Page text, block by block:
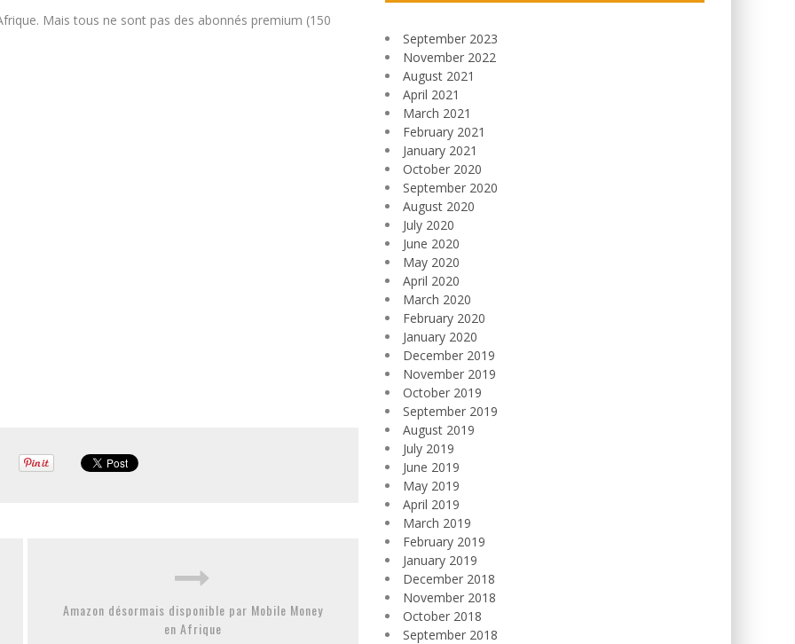
Mais tous ne sont pas des abonnés premium (150
Amazon désormais disponible par Mobile Money
en Afrique
September 2023
November 2022
August 2021
April 2021
March 2021
February 2021
January 2021
October 2020
September 2020
August 2020
July 2020
June 2020
May 2020
April 2020
March 2020
February 2020
January 2020
December 2019
November 2019
October 2019
September 2019
August 2019
July 2019
June 2019
May 2019
April 2019
March 2019
February 2019
January 2019
December 2018
November 2018
October 2018
September 2018